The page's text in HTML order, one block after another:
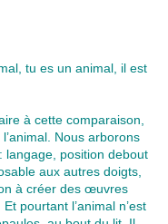
tu es un animal, il est
à cette comparaison,
Nous arborons
langage, position debout
aux autres doigts,
à créer des œuvres
pourtant l’animal n’est